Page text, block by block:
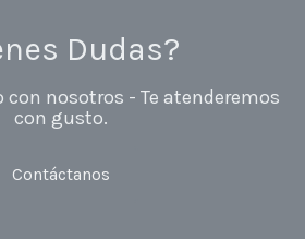
Dudas?
nosotros - Te atenderemos
con gusto.
Contáctanos